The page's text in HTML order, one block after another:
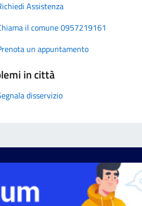
Assistenza
il comune 0957219161
un appuntamento
in città
disservizio